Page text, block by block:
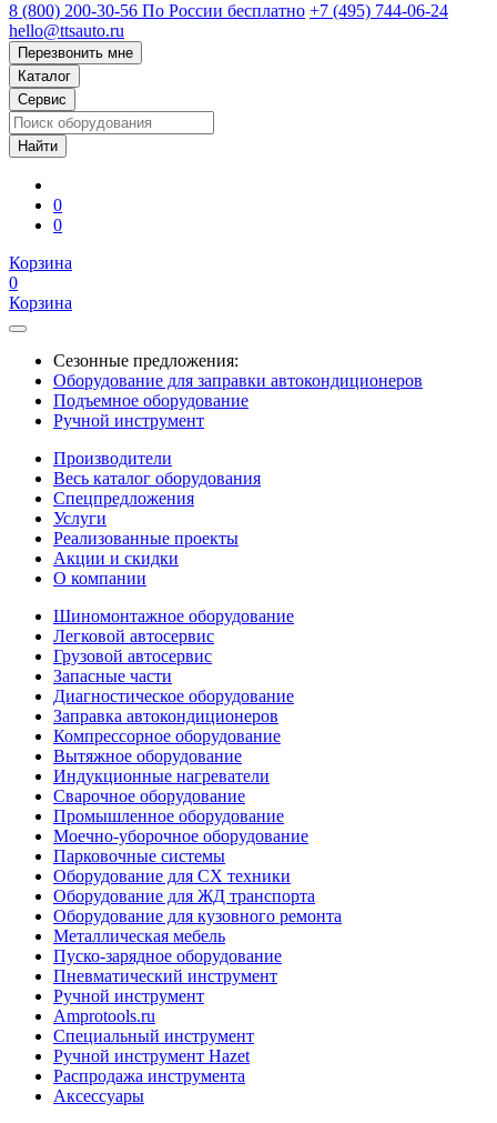
8 (800) 200-30-56 По России бесплатно +7 (495) 744-06-24
hello@ttsauto.ru
Перезвонить мне
Каталог
Сервис
0
0
Корзина
0
Корзина
Сезонные предложения:
Оборудование для заправки автокондиционеров
Подъемное оборудование
Ручной инструмент
Производители
Весь каталог оборудования
Спецпредложения
Услуги
Реализованные проекты
Акции и скидки
О компании
Шиномонтажное оборудование
Легковой автосервис
Грузовой автосервис
Запасные части
Диагностическое оборудование
Заправка автокондиционеров
Компрессорное оборудование
Вытяжное оборудование
Индукционные нагреватели
Сварочное оборудование
Промышленное оборудование
Моечно-уборочное оборудование
Парковочные системы
Оборудование для СХ техники
Оборудование для ЖД транспорта
Оборудование для кузовного ремонта
Металлическая мебель
Пуско-зарядное оборудование
Пневматический инструмент
Ручной инструмент
Amprotools.ru
Специальный инструмент
Ручной инструмент Hazet
Распродажа инструмента
Аксессуары